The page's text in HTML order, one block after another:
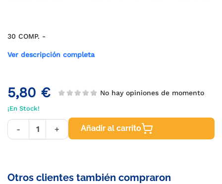
30 COMP. -
Ver descripción completa
5,80 € No hay opiniones de momento
¡En Stock!
- + Añadir al carrito
Otros clientes también compraron